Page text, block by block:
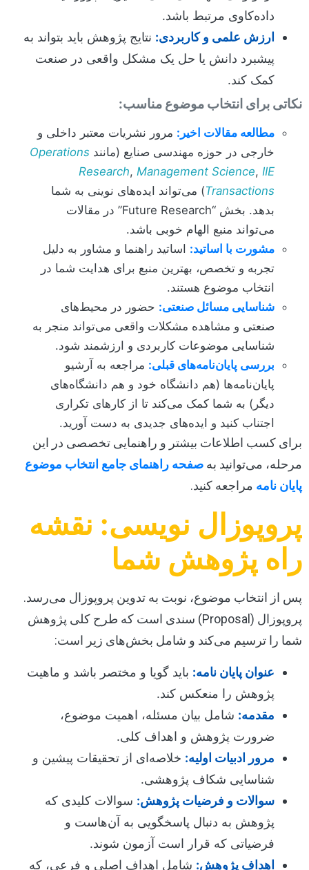
داده‌کاوی مرتبط باشد.
ارزش علمی و کاربردی: نتایج پژوهش باید بتواند به
پیشبرد دانش یا حل یک مشکل واقعی در صنعت
کمک کند.
نکاتی برای انتخاب موضوع مناسب:
مطالعه مقالات اخیر: مرور نشریات معتبر داخلی و
خارجی در حوزه مهندسی صنایع (مانند Operations
Research, Management Science, IIE
Transactions) می‌تواند ایده‌های نوینی به شما
بدهد. بخش “Future Research” در مقالات
می‌تواند منبع الهام خوبی باشد.
مشورت با اساتید: اساتید راهنما و مشاور به دلیل
تجربه و تخصص، بهترین منبع برای هدایت شما در
انتخاب موضوع هستند.
شناسایی مسائل صنعتی: حضور در محیط‌های
صنعتی و مشاهده مشکلات واقعی می‌تواند منجر به
شناسایی موضوعات کاربردی و ارزشمند شود.
بررسی پایان‌نامه‌های قبلی: مراجعه به آرشیو
پایان‌نامه‌ها (هم دانشگاه خود و هم دانشگاه‌های
دیگر) به شما کمک می‌کند تا از کارهای تکراری
اجتناب کنید و ایده‌های جدیدی به دست آورید.
برای کسب اطلاعات بیشتر و راهنمایی تخصصی در این
مرحله، می‌توانید به صفحه راهنمای جامع انتخاب موضوع
پایان نامه مراجعه کنید.
پروپوزال نویسی: نقشه
راه پژوهش شما
پس از انتخاب موضوع، نوبت به تدوین پروپوزال می‌رسد.
پروپوزال (Proposal) سندی است که طرح کلی پژوهش
شما را ترسیم می‌کند و شامل بخش‌های زیر است:
عنوان پایان نامه: باید گویا و مختصر باشد و ماهیت
پژوهش را منعکس کند.
مقدمه: شامل بیان مسئله، اهمیت موضوع،
ضرورت پژوهش و اهداف کلی.
مرور ادبیات اولیه: خلاصه‌ای از تحقیقات پیشین و
شناسایی شکاف پژوهشی.
سوالات و فرضیات پژوهش: سوالات کلیدی که
پژوهش به دنبال پاسخگویی به آن‌هاست و
فرضیاتی که قرار است آزمون شوند.
اهداف پژوهش: شامل اهداف اصلی و فرعی، که